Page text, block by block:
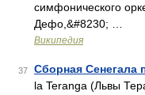
симфонического
Дефо,&#8230; …
Википедия
37 Сборная Сенегала
la Teranga (Львы